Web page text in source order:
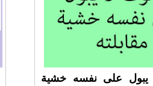
يبول على نفسه خشية